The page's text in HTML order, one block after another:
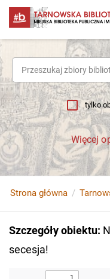
tylko
Więcej
Strona główna
Szczegóły obiektu:
secesja!